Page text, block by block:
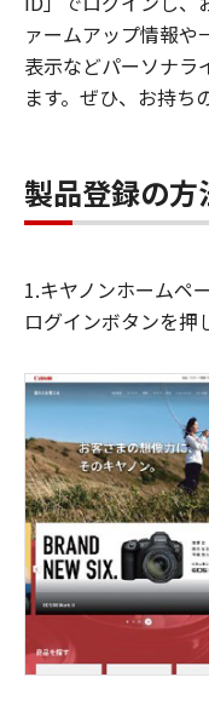
ァームアップ情報や
表示などパーソナラ
ます。ぜひ、お持ち
製品登録の方
1.キヤノンホームペ
ログインボタンを押